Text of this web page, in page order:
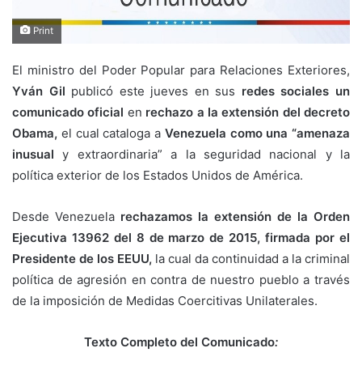
Print
El ministro del Poder Popular para Relaciones Exteriores,
Yván Gil publicó este jueves en sus redes sociales un
comunicado oficial en rechazo a la extensión del decreto
Obama, el cual cataloga a Venezuela como una “amenaza
inusual y extraordinaria” a la seguridad nacional y la
política exterior de los Estados Unidos de América.
Desde Venezuela rechazamos la extensión de la Orden
Ejecutiva 13962 del 8 de marzo de 2015, firmada por el
Presidente de los EEUU, la cual da continuidad a la criminal
política de agresión en contra de nuestro pueblo a través
de la imposición de Medidas Coercitivas Unilaterales.
Texto Completo del Comunicado: